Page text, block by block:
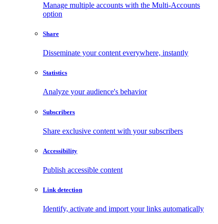
Manage multiple accounts with the Multi-Accounts
option
Share
Disseminate your content everywhere, instantly
Statistics
Analyze your audience's behavior
Subscribers
Share exclusive content with your subscribers
Accessibility
Publish accessible content
Link detection
Identify, activate and import your links automatically